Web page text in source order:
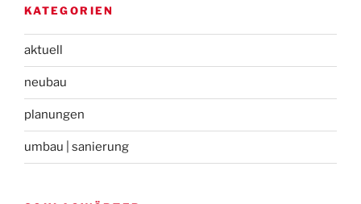
KATEGORIEN
aktuell
neubau
planungen
umbau | sanierung